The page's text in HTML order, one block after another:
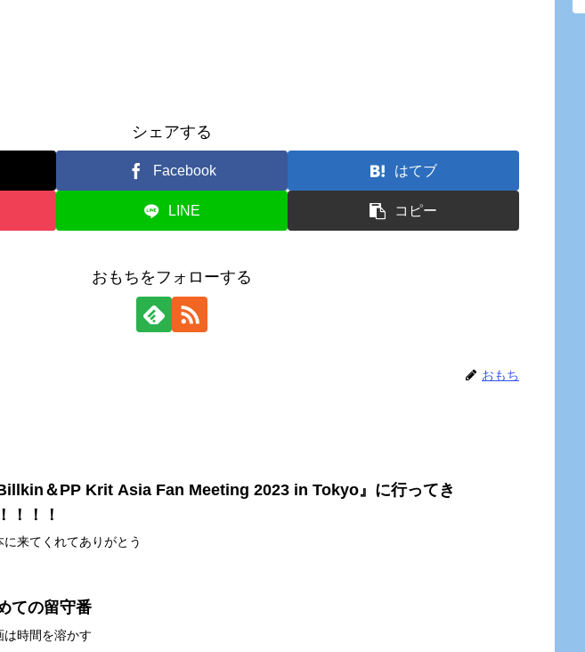
シェアする
Facebook はてブ
LINE コピー
おもちをフォローする
おもち
Billkin＆PP Krit Asia Fan Meeting 2023 in Tokyo』に行ってき
！！！
に来てくれてありがとう
ての留守番
は時間を溶かす